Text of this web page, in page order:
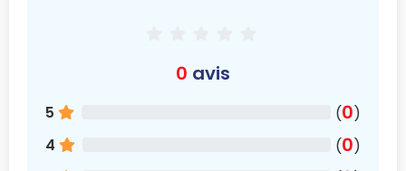
0 avis
5 (0)
4
(0)